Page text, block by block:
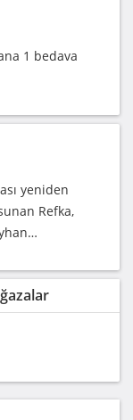
1 bedava
yeniden
Refka,